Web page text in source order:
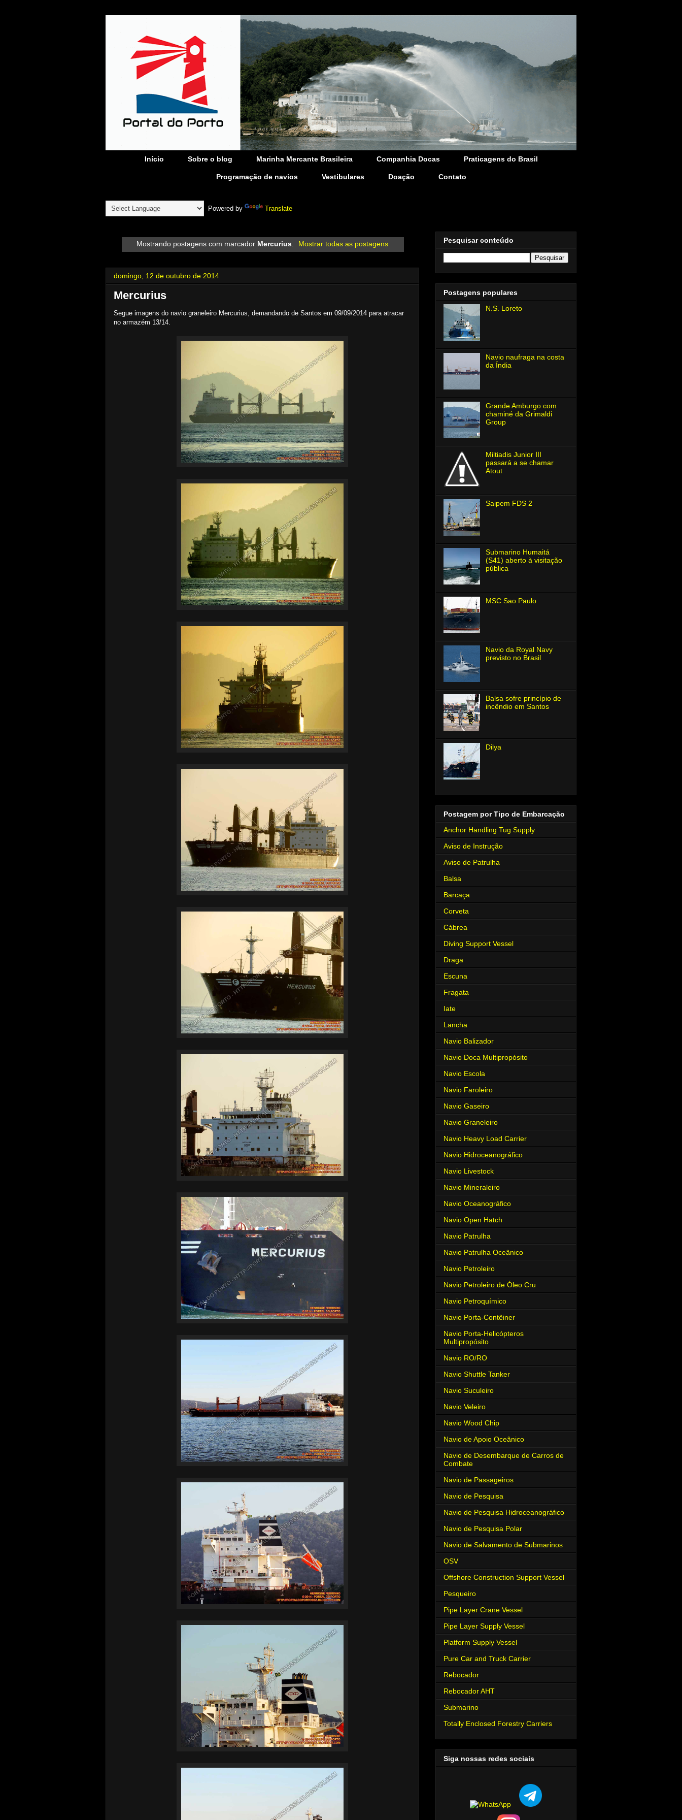
Início Sobre o blog Marinha Mercante Brasileira Companhia Docas Praticagens do Brasil
Programação de navios Vestibulares Doação Contato
Powered by Translate
Mostrando postagens com marcador Mercurius. Mostrar todas as postagens
domingo, 12 de outubro de 2014
Mercurius
Segue imagens do navio graneleiro Mercurius, demandando de Santos em 09/09/2014 para atracar
no armazém 13/14.
Pesquisar conteúdo
Postagens populares
N.S. Loreto
Navio naufraga na costa
da Índia
Grande Amburgo com
chaminé da Grimaldi
Group
Miltiadis Junior Ⅲ
passará a se chamar
Atout
Saipem FDS 2
Submarino Humaitá
(S41) aberto à visitação
pública
MSC Sao Paulo
Navio da Royal Navy
previsto no Brasil
Balsa sofre princípio de
incêndio em Santos
Dilya
Postagem por Tipo de Embarcação
Anchor Handling Tug Supply
Aviso de Instrução
Aviso de Patrulha
Balsa
Barcaça
Corveta
Cábrea
Diving Support Vessel
Draga
Escuna
Fragata
Iate
Lancha
Navio Balizador
Navio Doca Multipropósito
Navio Escola
Navio Faroleiro
Navio Gaseiro
Navio Graneleiro
Navio Heavy Load Carrier
Navio Hidroceanográfico
Navio Livestock
Navio Mineraleiro
Navio Oceanográfico
Navio Open Hatch
Navio Patrulha
Navio Patrulha Oceânico
Navio Petroleiro
Navio Petroleiro de Óleo Cru
Navio Petroquímico
Navio Porta-Contêiner
Navio Porta-Helicópteros
Multipropósito
Navio RO/RO
Navio Shuttle Tanker
Navio Suculeiro
Navio Veleiro
Navio Wood Chip
Navio de Apoio Oceânico
Navio de Desembarque de Carros de
Combate
Navio de Passageiros
Navio de Pesquisa
Navio de Pesquisa Hidroceanográfico
Navio de Pesquisa Polar
Navio de Salvamento de Submarinos
OSV
Offshore Construction Support Vessel
Pesqueiro
Pipe Layer Crane Vessel
Pipe Layer Supply Vessel
Platform Supply Vessel
Pure Car and Truck Carrier
Rebocador
Rebocador AHT
Submarino
Totally Enclosed Forestry Carriers
Siga nossas redes sociais